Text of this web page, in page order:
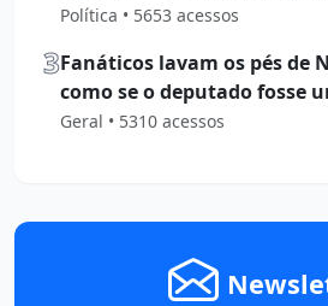
Política • 5653 acessos
3Fanáticos lavam os pés de
como se o deputado fosse
Geral • 5310 acessos